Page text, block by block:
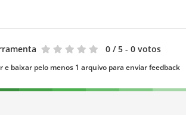
0 / 5 - 0 votos
e baixar pelo menos 1 arquivo para enviar feedback